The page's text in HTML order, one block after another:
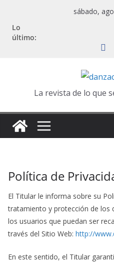
contenido
sábado,
Lo
último:
La revista de lo que
Política de
El Titular le informa sobre su
tratamiento y protección de los
los usuarios que puedan ser
través del Sitio Web: http://
En este sentido, el Titular